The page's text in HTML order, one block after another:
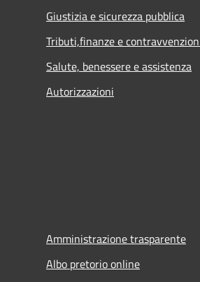
Giustizia e sicurezza pubblica
Tributi,finanze e
Salute, benessere e assistenza
Autorizzazioni
Amministrazione trasparente
Albo pretorio online